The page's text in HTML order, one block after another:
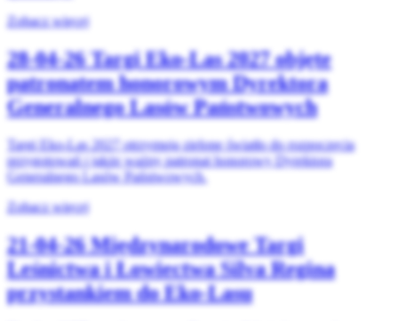
Zobacz więcej
28-04-26Targi Eko-Las 2027 objęte
patronatem honorowym Dyrektora
Generalnego Lasów Państwowych
Targi Eko-Las 2027 otrzymują zielone światło do rozpoczęcia
przygotowań i jakże ważny patronat honorowy Dyrektora
Generalnego Lasów Państwowych.
Zobacz więcej
21-04-26Międzynarodowe Targi
Leśnictwa i Łowiectwa Silva Regina
przystankiem do Eko-Lasu